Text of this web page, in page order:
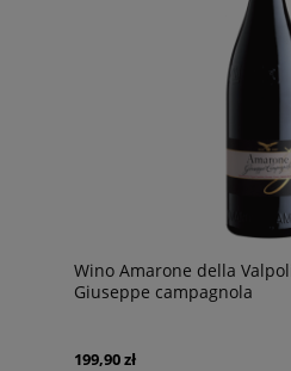
Wino Amarone della
Giuseppe campagnola
199,90 zł